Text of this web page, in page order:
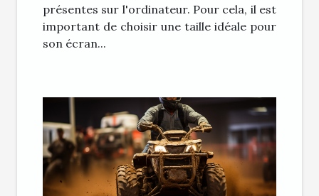
présentes sur l'ordinateur. Pour cela, il est
important de choisir une taille idéale pour
son écran...